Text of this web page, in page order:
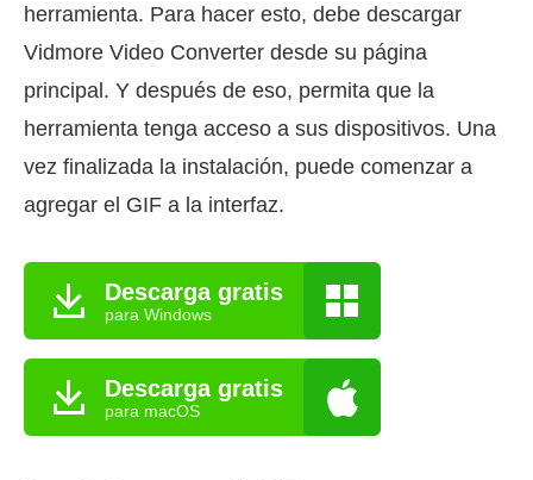
herramienta. Para hacer esto, debe descargar
Vidmore Video Converter desde su página
principal. Y después de eso, permita que la
herramienta tenga acceso a sus dispositivos. Una
vez finalizada la instalación, puede comenzar a
agregar el GIF a la interfaz.
Descarga gratis
para Windows
Descarga gratis
para macOS